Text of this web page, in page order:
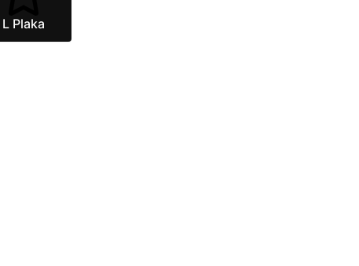
L Plaka